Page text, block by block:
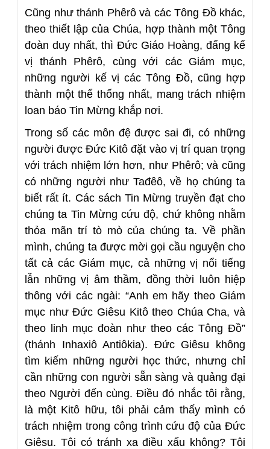
Cũng như thánh Phêrô và các Tông Đồ khác,
theo thiết lập của Chúa, hợp thành một Tông
đoàn duy nhất, thì Đức Giáo Hoàng, đấng kế
vị thánh Phêrô, cùng với các Giám mục,
những người kế vị các Tông Đồ, cũng hợp
thành một thể thống nhất, mang trách nhiệm
loan báo Tin Mừng khắp nơi.
Trong số các môn đệ được sai đi, có những
người được Đức Kitô đặt vào vị trí quan trọng
với trách nhiệm lớn hơn, như Phêrô; và cũng
có những người như Tađêô, về họ chúng ta
biết rất ít. Các sách Tin Mừng truyền đạt cho
chúng ta Tin Mừng cứu độ, chứ không nhằm
thỏa mãn trí tò mò của chúng ta. Về phần
mình, chúng ta được mời gọi cầu nguyện cho
tất cả các Giám mục, cả những vị nổi tiếng
lẫn những vị âm thầm, đồng thời luôn hiệp
thông với các ngài: “Anh em hãy theo Giám
mục như Đức Giêsu Kitô theo Chúa Cha, và
theo linh mục đoàn như theo các Tông Đồ”
(thánh Inhaxiô Antiôkia). Đức Giêsu không
tìm kiếm những người học thức, nhưng chỉ
cần những con người sẵn sàng và quảng đại
theo Người đến cùng. Điều đó nhắc tôi rằng,
là một Kitô hữu, tôi phải cảm thấy mình có
trách nhiệm trong công trình cứu độ của Đức
Giêsu. Tôi có tránh xa điều xấu không? Tôi